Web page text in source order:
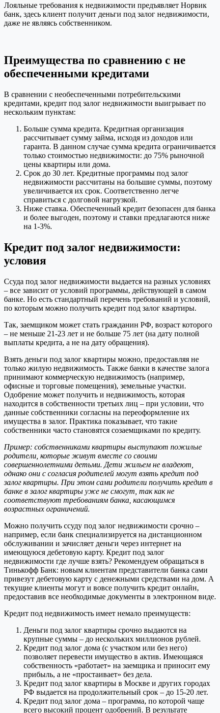
Лояльные требования к недвижимости предъявляет Норвик
банк, здесь клиент получит деньги под залог недвижимости,
даже не являясь собственником.
Преимущества по сравнению с не
обеспеченными кредитами
В сравнении с необеспеченными потребительскими
кредитами, кредит под залог недвижимости выигрывает по
нескольким пунктам:
Больше сумма кредита. Кредитная организация
рассчитывает сумму займа, исходя из доходов или
гаранта. В данном случае сумма кредита ограничивается
только стоимостью недвижимости: до 75% рыночной
цены квартиры или дома.
Срок до 30 лет. Кредитные программы под залог
недвижимости рассчитаны на большие суммы, поэтому
увеличивается их срок. Соответственно легче
справиться с долговой нагрузкой.
Ниже ставка. Обеспеченный кредит безопасен для банка
и более выгоден, поэтому и ставки предлагаются ниже
на 1-3%.
Кредит под залог недвижимости:
условия
Ссуда под залог недвижимости выдается на разных условиях
– все зависит от условий программы, действующей в самом
банке. Но есть стандартный перечень требований и условий,
по которым можно получить кредит под залог квартиры.
Так, заемщиком может стать гражданин РФ, возраст которого
– не меньше 21-23 лет и не больше 75 лет (на дату полной
выплаты кредита, а не на дату обращения).
Взять деньги под залог квартиры можно, предоставляя не
только жилую недвижимость. Также банки в качестве залога
принимают коммерческую недвижимость (например,
офисные и торговые помещения), земельные участки.
Одобрение может получить и недвижимость, которая
находится в собственности третьих лиц – при условии, что
данные собственники согласны на переоформление их
имущества в залог. Практика показывает, что такие
собственники часто становятся созаемщиками по кредиту.
Пример: собственниками квартиры выступают пожилые
родители, которые живут вместе со своими
совершеннолетними детьми. Дети жильем не владеют,
однако они с согласия родителей могут взять кредит под
залог квартиры. При этом сами родители получить кредит в
банке в залог квартиры уже не смогут, так как не
соответствуют требованиям банка, касающимся
возрастных ограничений.
Можно получить ссуду под залог недвижимости срочно –
например, если банк специализируется на дистанционном
обслуживании и зачисляет деньги через интернет на
имеющуюся дебетовую карту. Кредит под залог
недвижимости где лучше взять? Рекомендуем обращаться в
Тинькофф Банк: новым клиентам представители банка сами
привезут дебетовую карту с денежными средствами на дом. А
текущие клиенты могут и вовсе получить кредит онлайн,
предоставив все необходимые документы в электронном виде.
Кредит под недвижимость имеет немало преимуществ:
Деньги под залог квартиры срочно выдаются на
крупные суммы – до нескольких миллионов рублей.
Кредит под залог дома (с участком или без него)
позволяет перевести имущество в актив. Имеющаяся
собственность «работает» на заемщика и приносит ему
прибыль, а не «простаивает» без дела.
Кредит под залог квартиры в Москве и других городах
РФ выдается на продолжительный срок – до 15-20 лет.
Кредит под залог дома – программа, по которой чаще
всего высокий процент одобрений. В результате